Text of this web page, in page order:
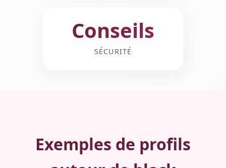
Conseils
SÉCURITÉ
Exemples de profils